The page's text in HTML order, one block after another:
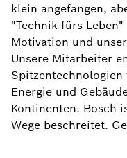
klein angefangen,
"Technik fürs
Motivation und
Unsere Mitarbeiter
Energie und
Kontinenten. Bosch
Wege beschreitet.